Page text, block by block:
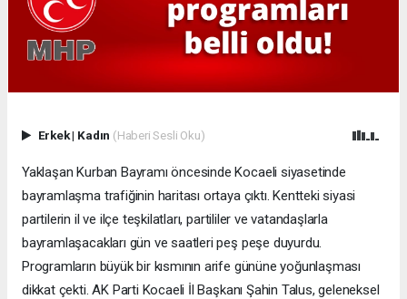
Erkek| Kadın (Haberi Sesli Oku)
Yaklaşan Kurban Bayramı öncesinde Kocaeli siyasetinde
bayramlaşma trafiğinin haritası ortaya çıktı. Kentteki siyasi
partilerin il ve ilçe teşkilatları, partililer ve vatandaşlarla
bayramlaşacakları gün ve saatleri peş peşe duyurdu.
Programların büyük bir kısmının arife gününe yoğunlaşması
dikkat çekti. AK Parti Kocaeli İl Başkanı Şahin Talus, geleneksel